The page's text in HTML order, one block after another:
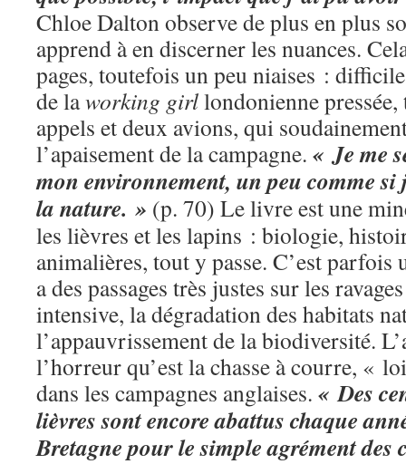
Chloe Dalton observe de plus en plus
apprend à en discerner les nuances.
pages, toutefois un peu niaises :
de laworking girllondonienne
appels et deux avions, qui
l’apaisement de la campagne. « Je me
mon environnement, un peu comme si
la nature. » (p. 70) Le livre est une
les lièvres et les lapins : biologie,
animalières, tout y passe. C’est parfois
a des passages très justes sur les
intensive, la dégradation des habitats
l’appauvrissement de la biodiversité.
l’horreur qu’est la chasse à courre, «
dans les campagnes anglaises. « Des
lièvres sont encore abattus chaque
Bretagne pour le simple agrément des